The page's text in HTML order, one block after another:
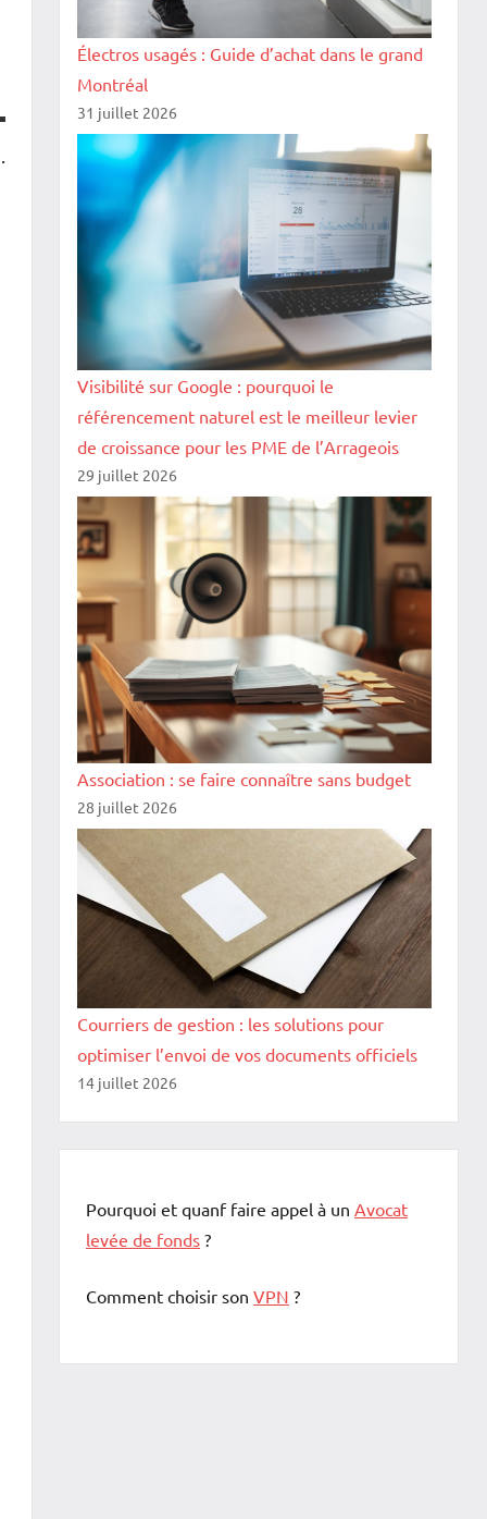
Électros usagés : Guide d’achat dans le grand
Montréal
31 juillet 2026
Visibilité sur Google : pourquoi le
référencement naturel est le meilleur levier
de croissance pour les PME de l’Arrageois
29 juillet 2026
Association : se faire connaître sans budget
28 juillet 2026
Courriers de gestion : les solutions pour
optimiser l’envoi de vos documents officiels
14 juillet 2026
Pourquoi et quanf faire appel à un Avocat
levée de fonds ?
Comment choisir son VPN ?